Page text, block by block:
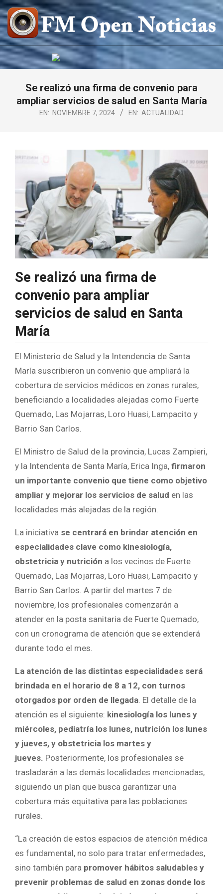
Saltar
al
contenido
FM
OPEN
NOTICIAS
Se realizó una firma de convenio para
ampliar servicios de salud en Santa María
EN: NOVIEMBRE 7, 2024 EN: ACTUALIDAD
Se realizó una firma de
convenio para ampliar
servicios de salud en Santa
María
El Ministerio de Salud y la Intendencia de Santa
María suscribieron un convenio que ampliará la
cobertura de servicios médicos en zonas rurales,
beneficiando a localidades alejadas como Fuerte
Quemado, Las Mojarras, Loro Huasi, Lampacito y
Barrio San Carlos.
El Ministro de Salud de la provincia, Lucas Zampieri,
y la Intendenta de Santa María, Erica Inga, firmaron
un importante convenio que tiene como objetivo
ampliar y mejorar los servicios de salud en las
localidades más alejadas de la región.
La iniciativa se centrará en brindar atención en
especialidades clave como kinesiología,
obstetricia y nutrición a los vecinos de Fuerte
Quemado, Las Mojarras, Loro Huasi, Lampacito y
Barrio San Carlos. A partir del martes 7 de
noviembre, los profesionales comenzarán a
atender en la posta sanitaria de Fuerte Quemado,
con un cronograma de atención que se extenderá
durante todo el mes.
La atención de las distintas especialidades será
brindada en el horario de 8 a 12, con turnos
otorgados por orden de llegada . El detalle de la
atención es el siguiente: kinesiología los lunes y
miércoles, pediatría los lunes, nutrición los lunes
y jueves, y obstetricia los martes y
jueves. Posteriormente, los profesionales se
trasladarán a las demás localidades mencionadas,
siguiendo un plan que busca garantizar una
cobertura más equitativa para las poblaciones
rurales.
“La creación de estos espacios de atención médica
es fundamental, no solo para tratar enfermedades,
sino también para promover hábitos saludables y
prevenir problemas de salud en zonas donde los